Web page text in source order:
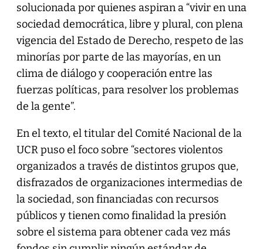
solucionada por quienes aspiran a “vivir en una
sociedad democrática, libre y plural, con plena
vigencia del Estado de Derecho, respeto de las
minorías por parte de las mayorías, en un
clima de diálogo y cooperación entre las
fuerzas políticas, para resolver los problemas
de la gente”.
En el texto, el titular del Comité Nacional de la
UCR puso el foco sobre “sectores violentos
organizados a través de distintos grupos que,
disfrazados de organizaciones intermedias de
la sociedad, son financiadas con recursos
públicos y tienen como finalidad la presión
sobre el sistema para obtener cada vez más